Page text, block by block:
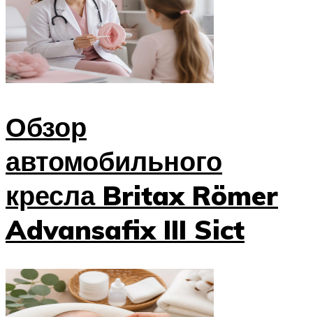
Обзор
автомобильного
кресла Britax Römer
Advansafix III Sict